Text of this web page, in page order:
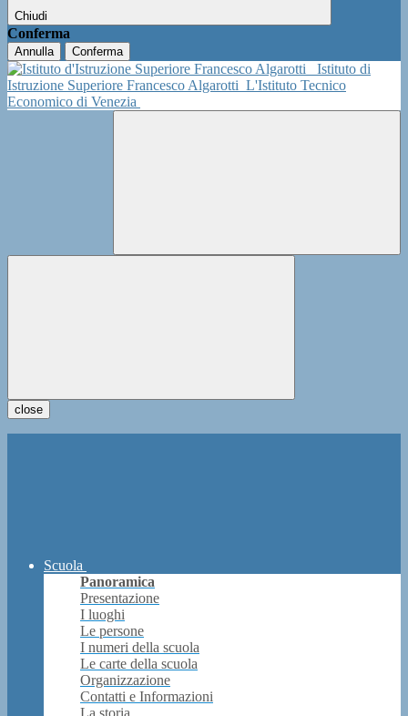
Chiudi
Conferma
Annulla Conferma
Istituto di
Istruzione Superiore Francesco Algarotti L'Istituto Tecnico
Economico di Venezia
close
Scuola
Panoramica
Presentazione
I luoghi
Le persone
I numeri della scuola
Le carte della scuola
Organizzazione
Contatti e Informazioni